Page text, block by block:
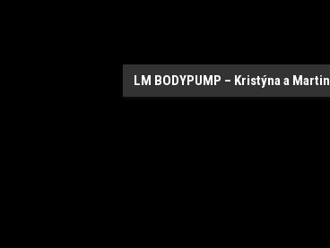
LM BODYPUMP – Kristýna a Martin